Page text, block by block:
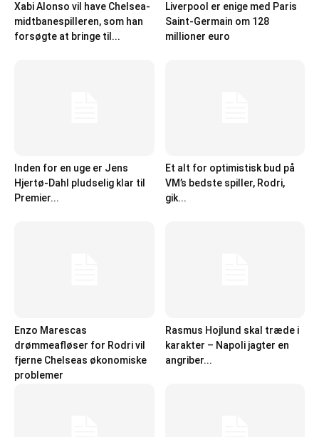
Xabi Alonso vil have Chelsea-
midtbanespilleren, som han
forsøgte at bringe til...
Liverpool er enige med Paris
Saint-Germain om 128
millioner euro
Inden for en uge er Jens
Hjertø-Dahl pludselig klar til
Premier...
Et alt for optimistisk bud på
VM’s bedste spiller, Rodri,
gik...
Enzo Marescas
drømmeafløser for Rodri vil
fjerne Chelseas økonomiske
problemer
Rasmus Hojlund skal træde i
karakter – Napoli jagter en
angriber...